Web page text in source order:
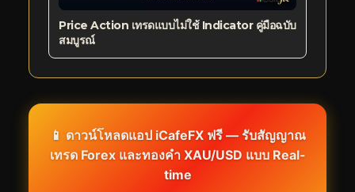
Price Action เทรดแบบไม่ใช้ Indicator คู่มือฉบับ
สมบูรณ์
📱 ดาวน์โหลดแอป iCafeFX ฟรี — รับสัญญาณ
เทรด Forex และทองคำ XAU/USD แบบ Real-
time